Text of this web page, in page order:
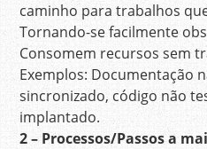
caminho para trabalhos
Tornando-se facilmente
Consomem recursos sem
Exemplos: Documentação
sincronizado, código não
implantado.
2 – Processos/Passos a